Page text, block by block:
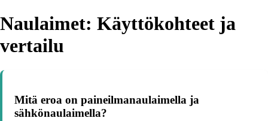
Naulaimet: Käyttökohteet ja
vertailu
Mitä eroa on paineilmanaulaimella ja
sähkönaulaimella?